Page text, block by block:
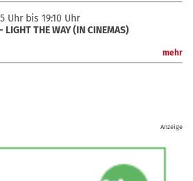
Uhr bis 19:10 Uhr
THE WAY (IN CINEMAS)
mehr
Anzeige